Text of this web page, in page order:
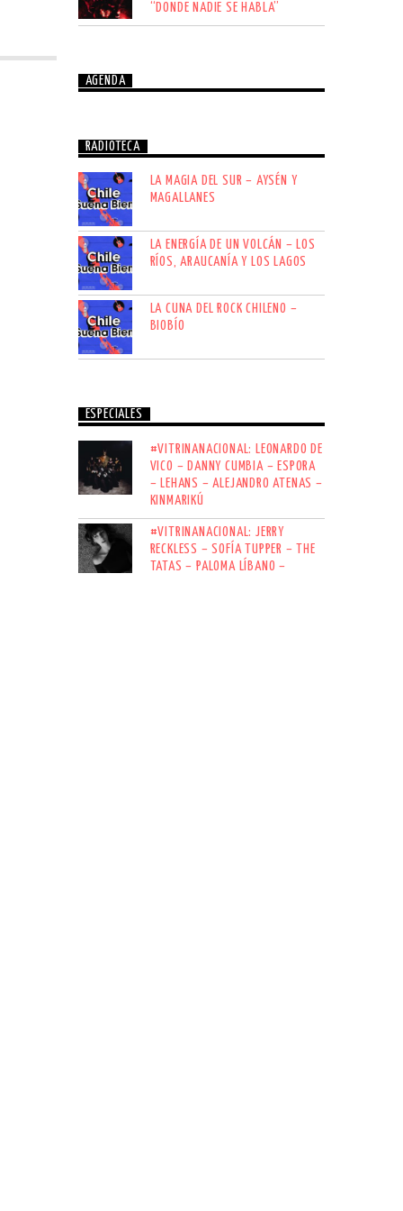
“DONDE NADIE SE HABLA”
AGENDA
RADIOTECA
LA MAGIA DEL SUR – AYSÉN Y
MAGALLANES
LA ENERGÍA DE UN VOLCÁN – LOS
RÍOS, ARAUCANÍA Y LOS LAGOS
LA CUNA DEL ROCK CHILENO –
BIOBÍO
ESPECIALES
#VITRINANACIONAL: LEONARDO DE
VICO – DANNY CUMBIA – ESPORA
– LEHANS – ALEJANDRO ATENAS –
KINMARIKÚ
#VITRINANACIONAL: JERRY
RECKLESS – SOFÍA TUPPER – THE
TATAS – PALOMA LÍBANO –